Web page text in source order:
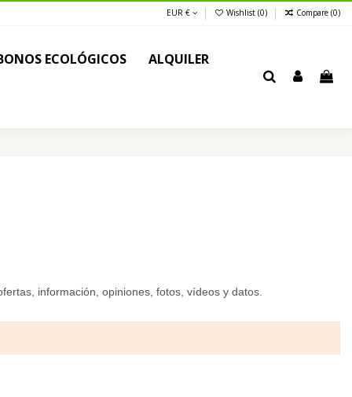
EUR € Wishlist (0) Compare (0)
ECOLÓGICOS ALQUILER
información, opiniones, fotos, vídeos y datos.